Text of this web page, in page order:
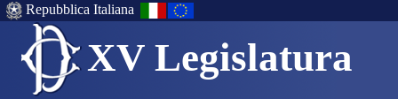
XV Legislatura
Repubblica Italiana